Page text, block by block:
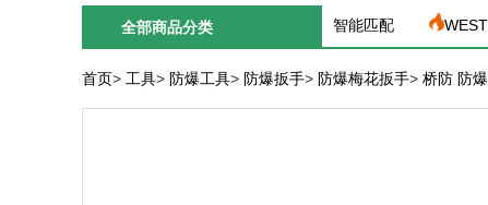
全部商品分类 智能匹配
首页> 工具> 防爆工具> 防爆扳手> 防爆梅花扳手> 桥防 防